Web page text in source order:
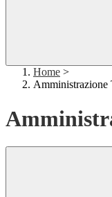
Home >
Amministrazione